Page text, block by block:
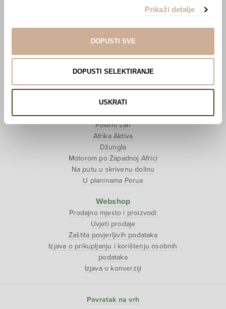
Prikaži detalje
DOPUSTI SVE
DOPUSTI SELEKTIRANJE
USKRATI
National Geographic – Hrvatska iz zraka
Prodaja izložbenih postamenata
Multisenzorna izložba ‘Put oko svijeta u pola
sata’
Tjedan tibetanske kulture
Putopisi
Polarni san
Afrika Aktiva
Džungla
Motorom po Zapadnoj Africi
Na putu u skrivenu dolinu
U planinama Perua
Webshop
Prodajno mjesto i proizvodi
Uvjeti prodaje
Zaštita povjerljivih podataka
Izjava o prikupljanju i korištenju osobnih
podataka
Izjava o konverziji
Povratak na vrh